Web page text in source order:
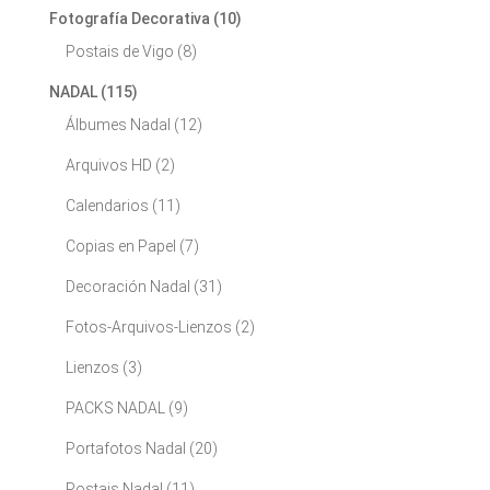
Fotografía Decorativa (10)
Postais de Vigo (8)
NADAL (115)
Álbumes Nadal (12)
Arquivos HD (2)
Calendarios (11)
Copias en Papel (7)
Decoración Nadal (31)
Fotos-Arquivos-Lienzos (2)
Lienzos (3)
PACKS NADAL (9)
Portafotos Nadal (20)